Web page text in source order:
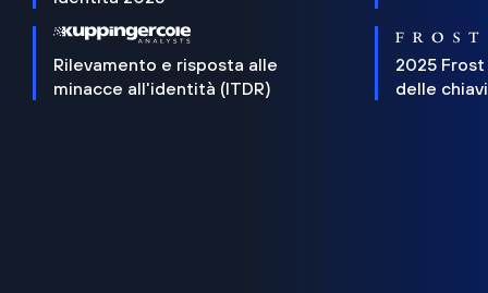
Rilevamento e risposta alle
minacce all'identità (ITDR)
2025 Frost
delle